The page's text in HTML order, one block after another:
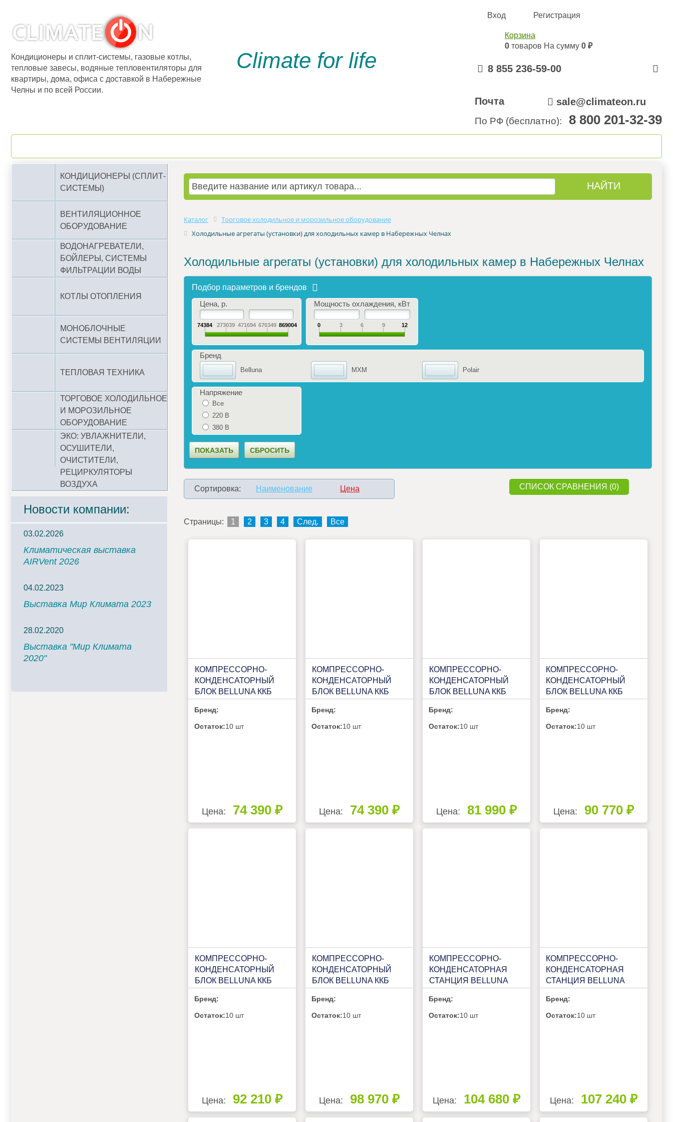
Кондиционеры и сплит-системы, газовые котлы,
тепловые завесы, водяные тепловентиляторы для
квартиры, дома, офиса с доставкой в Набережные
Челны и по всей России.
Climate for life
Вход Регистрация
Корзина
0 товаров На сумму 0 ₽
8 855 236-59-00
Почта sale@climateon.ru
По РФ (бесплатно): 8 800 201-32-39
КОНДИЦИОНЕРЫ (СПЛИТ-
СИСТЕМЫ)
ВЕНТИЛЯЦИОННОЕ
ОБОРУДОВАНИЕ
ВОДОНАГРЕВАТЕЛИ,
БОЙЛЕРЫ, СИСТЕМЫ
ФИЛЬТРАЦИИ ВОДЫ
КОТЛЫ ОТОПЛЕНИЯ
МОНОБЛОЧНЫЕ
СИСТЕМЫ ВЕНТИЛЯЦИИ
ТЕПЛОВАЯ ТЕХНИКА
ТОРГОВОЕ ХОЛОДИЛЬНОЕ
И МОРОЗИЛЬНОЕ
ОБОРУДОВАНИЕ
ЭКО: УВЛАЖНИТЕЛИ,
ОСУШИТЕЛИ,
ОЧИСТИТЕЛИ,
РЕЦИРКУЛЯТОРЫ
ВОЗДУХА
Новости компании:
03.02.2026
Климатическая выставка
AIRVent 2026
04.02.2023
Выставка Мир Климата 2023
28.02.2020
Выставка "Мир Климата
2020"
Каталог
Торговое холодильное и морозильное оборудование
Холодильные агрегаты (установки) для холодильных камер в Набережных Челнах
Холодильные агрегаты (установки) для холодильных камер в Набережных Челнах
Подбор параметров и брендов
Цена, р.
74384 273039 471694 670349 869004
Мощность охлаждения, кВт
0 3 6 9 12
Бренд
Belluna MXM Polair
Напряжение
Все
220 В
380 В
Сортировка: Наименование Цена СПИСОК СРАВНЕНИЯ (0)
Страницы: 1 2 3 4 След. Все
КОМПРЕССОРНО-
КОНДЕНСАТОРНЫЙ
БЛОК BELLUNA ККБ
ПОТРЕБИТЕЛЬ, БЕЗ
РЕСИВЕРА С ЩИТОМ
Бренд:
Остаток:10 шт
Цена: 74 390 ₽
КОМПРЕССОРНО-
КОНДЕНСАТОРНЫЙ
БЛОК BELLUNA ККБ
ПОТРЕБИТЕЛЬ, БЕЗ
РЕСИВЕРА С ЩИТОМ
Бренд:
Остаток:10 шт
Цена: 74 390 ₽
КОМПРЕССОРНО-
КОНДЕНСАТОРНЫЙ
БЛОК BELLUNA ККБ
ПОТРЕБИТЕЛЬ, БЕЗ
РЕСИВЕРА С ЩИТОМ
Бренд:
Остаток:10 шт
Цена: 81 990 ₽
КОМПРЕССОРНО-
КОНДЕНСАТОРНЫЙ
БЛОК BELLUNA ККБ
ПОТРЕБИТЕЛЬ, БЕЗ
РЕСИВЕРА С ЩИТОМ
Бренд:
Остаток:10 шт
Цена: 90 770 ₽
КОМПРЕССОРНО-
КОНДЕНСАТОРНЫЙ
БЛОК BELLUNA ККБ
ПОТРЕБИТЕЛЬ, БЕЗ
РЕСИВЕРА С ЩИТОМ
Бренд:
Остаток:10 шт
Цена: 92 210 ₽
КОМПРЕССОРНО-
КОНДЕНСАТОРНЫЙ
БЛОК BELLUNA ККБ
ПОТРЕБИТЕЛЬ, БЕЗ
РЕСИВЕРА С ЩИТОМ
Бренд:
Остаток:10 шт
Цена: 98 970 ₽
КОМПРЕССОРНО-
КОНДЕНСАТОРНАЯ
СТАНЦИЯ BELLUNA
ПОТРЕБИТЕЛЯ, БЕЗ
РЕСИВЕРА С ЩИТОМ
Бренд:
Остаток:10 шт
Цена: 104 680 ₽
КОМПРЕССОРНО-
КОНДЕНСАТОРНАЯ
СТАНЦИЯ BELLUNA
ПОТРЕБИТЕЛЯ, С
РЕСИВЕРОМ, ЩИТОМ
Бренд:
Остаток:10 шт
Цена: 107 240 ₽